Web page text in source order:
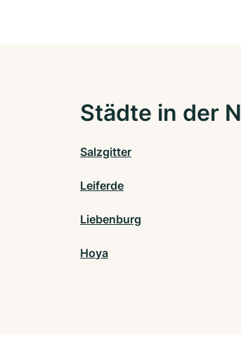
Städte in der
Salzgitter
Leiferde
Liebenburg
Hoya